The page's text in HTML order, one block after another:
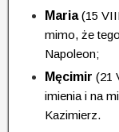
Maria(15
mimo, że
Napoleon;
Męcimir (21
imienia i na
Kazimierz.